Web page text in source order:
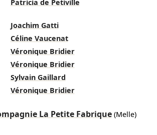
Patricia de Petiville
Joachim Gatti
Céline Vaucenat
Véronique Bridier
Véronique Bridier
Sylvain Gaillard
Véronique Bridier
La Petite Fabrique(Melle)